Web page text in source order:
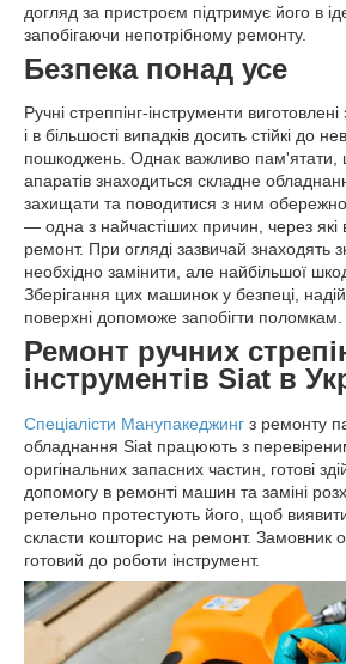
догляд за пристроєм підтримує його в
запобігаючи непотрібному ремонту.
Безпека понад усе
Ручні стреппінг-інструменти
і в більшості випадків досить стійкі до
пошкоджень. Однак важливо пам'ятати,
апаратів знаходиться складне
захищати та поводитися з ним
— одна з найчастіших причин, через
ремонт. При огляді зазвичай знаходять
необхідно замінити, але найбільшої
Зберігання цих машинок у безпеці,
поверхні допоможе запобігти поломкам.
Ремонт ручних
інструментів Siat в
Спеціалісти Манупакеджинг з ремонту
обладнання Siat працюють з
оригінальних запасних частин, готові
допомогу в ремонті машин та заміні
ретельно протестують його, щоб
скласти кошторис на ремонт. Замовник
готовий до роботи інструмент.